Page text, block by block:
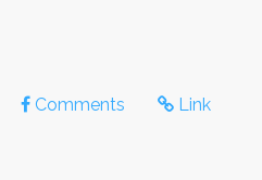
Comments Link